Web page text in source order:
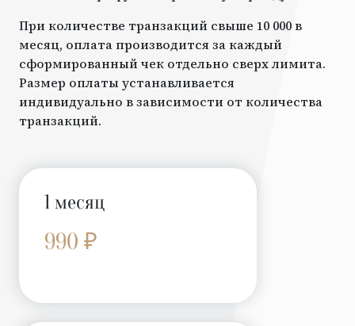
При количестве транзакций свыше 10 000 в
месяц, оплата производится за каждый
сформированный чек отдельно сверх лимита.
Размер оплаты устанавливается
индивидуально в зависимости от количества
транзакций.
1 месяц
990 ₽